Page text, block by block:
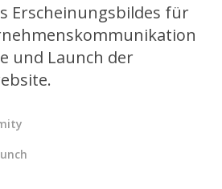
Erscheinungsbildes für
und Launch der